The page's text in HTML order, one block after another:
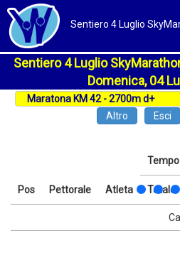
Sentiero 4 Luglio
Domenica, 04
Altro
Esci
Pos Pettorale Atleta
Tempo
Totale
Tempo
Totale